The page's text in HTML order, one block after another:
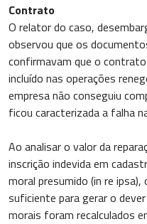
Contrato
O relator do caso,
observou que os
confirmavam que o
incluído nas operações
empresa não conseguiu
ficou caracterizada a falha
Ao analisar o valor da
inscrição indevida em
moral presumido (in re ipsa),
suficiente para gerar o
morais foram recalculados